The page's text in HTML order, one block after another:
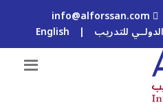
info@alforssan.com
للتدريب |
English